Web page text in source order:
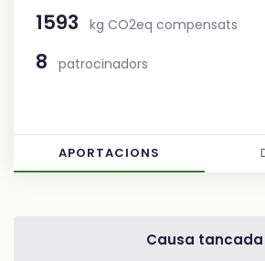
1593 kg CO2eq compensats
8 patrocinadors
APORTACIONS
Causa tancada